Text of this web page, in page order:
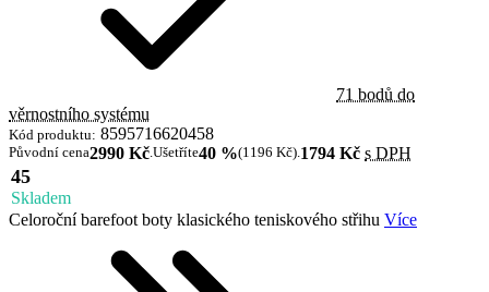
71 bodů do
věrnostního systému
Kód produktu: 8595716620458
Původní cena2990 Kč.Ušetříte40 %(1196 Kč).1794 Kč s DPH
45
Skladem
Celoroční barefoot boty klasického teniskového střihu Více